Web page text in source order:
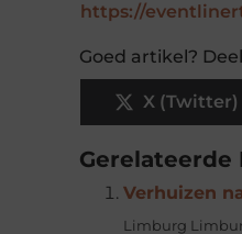
https://
Goed artikel?
X (Twitter)
Gerelateerde
Verhuizen
Limburg